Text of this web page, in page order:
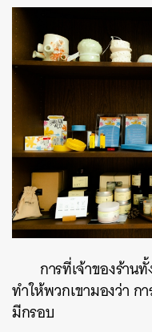
การที่เจ้าของร้าน
ทำให้พวกเขามองว่า ก
มีกรอบ